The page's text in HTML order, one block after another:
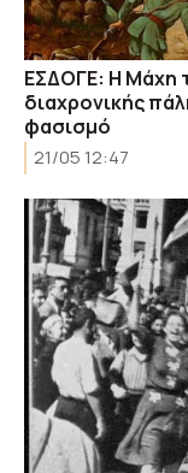
ΕΣΔΟΓΕ: Η Μάχη
διαχρονικής
φασισμό
21/05 12:47